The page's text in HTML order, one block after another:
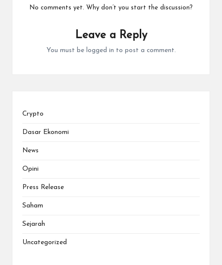
No comments yet. Why don’t you start the discussion?
Leave a Reply
You must be logged in to post a comment.
Crypto
Dasar Ekonomi
News
Opini
Press Release
Saham
Sejarah
Uncategorized